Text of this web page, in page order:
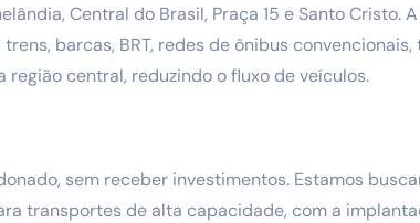
Central do Brasil, Praça 15 e Santo Cristo.
barcas, BRT, redes de ônibus
central, reduzindo o fluxo de veículos.
sem receber investimentos. Estamos
transportes de alta capacidade, com a